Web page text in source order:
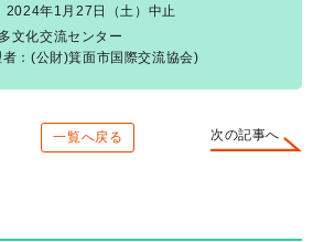
年1月27日（土）中止
文化交流センター
：(公財)箕面市国際交流協会)
一覧へ戻る 次の記事へ